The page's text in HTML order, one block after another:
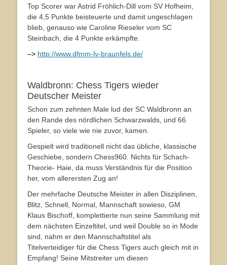
Top Scorer war Astrid Fröhlich-Dill vom SV Hofheim,
die 4,5 Punkte beisteuerte und damit ungeschlagen
blieb, genauso wie Caroline Rieseler vom SC
Steinbach, die 4 Punkte erkämpfte.
–> http://www.dfmm-lv-braunfels.de/
Waldbronn: Chess Tigers wieder
Deutscher Meister
Schon zum zehnten Male lud der SC Waldbronn an
den Rande des nördlichen Schwarzwalds, und 66
Spieler, so viele wie nie zuvor, kamen.
Gespielt wird traditionell nicht das übliche, klassische
Geschiebe, sondern Chess960. Nichts für Schach-
Theorie- Haie, da muss Verständnis für die Position
her, vom allerersten Zug an!
Der mehrfache Deutsche Meister in allen Disziplinen,
Blitz, Schnell, Normal, Mannschaft sowieso, GM
Klaus Bischoff, komplettierte nun seine Sammlung mit
dem nächsten Einzeltitel, und weil Double so in Mode
sind, nahm er den Mannschaftstitel als
Titelverteidiger für die Chess Tigers auch gleich mit in
Empfang! Seine Mitstreiter um diesen